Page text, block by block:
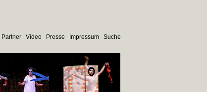
Partner Video Presse Impressum Suche